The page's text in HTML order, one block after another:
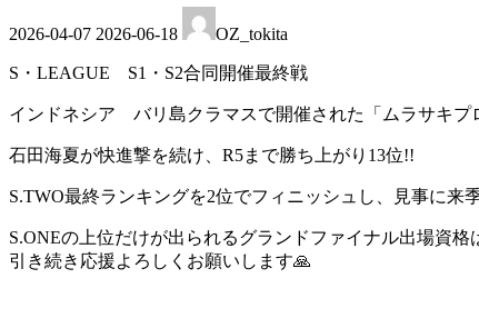
2026-04-07 終
更
日
:
2026-06-18 OZ_tokita
S・LEAGUE S1・S2合同開催最終戦
インドネシア バリ島クラマスで開催された「ムラサキプ
石田海夏が快進撃を続け、R5まで勝ち上がり13位!!
S.TWO最終ランキングを2位でフィニッシュし、見事に来
S.ONEの上位だけが出られるグランドファイナル出場資
引き続き応援よろしくお願いします🙏